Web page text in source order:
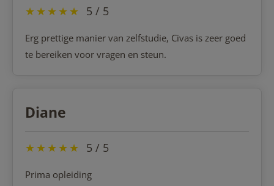
★★★★★ 5 / 5
Erg prettige manier van zelfstudie, Civas is zeer goed
te bereiken voor vragen en steun.
Diane
★★★★★ 5 / 5
Prima opleiding